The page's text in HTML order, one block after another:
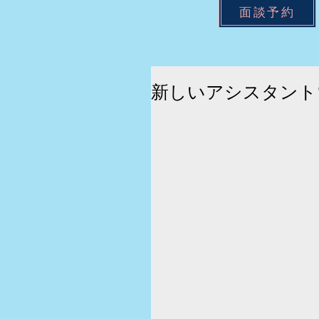
面談予約
新しいアシスタン